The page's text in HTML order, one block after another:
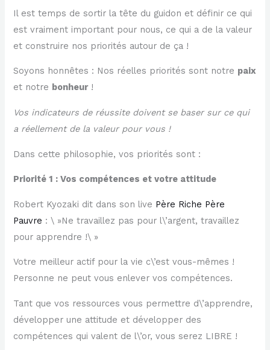
Il est temps de sortir la tête du guidon et définir ce qui
est vraiment important pour nous, ce qui a de la valeur
et construire nos priorités autour de ça !
Soyons honnêtes : Nos réelles priorités sont notre paix
et notre bonheur!
Vos indicateurs de réussite doivent se baser sur ce qui
a réellement de la valeur pour vous !
Dans cette philosophie, vos priorités sont :
Priorité 1 : Vos compétences et votre attitude
Robert Kyozaki dit dans son live Père Riche Père
Pauvre : \ »Ne travaillez pas pour l\’argent, travaillez
pour apprendre !\ »
Votre meilleur actif pour la vie c\’est vous-mêmes !
Personne ne peut vous enlever vos compétences.
Tant que vos ressources vous permettre d\’apprendre,
développer une attitude et développer des
compétences qui valent de l\’or, vous serez LIBRE !